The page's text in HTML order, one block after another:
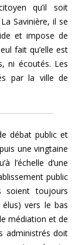
qu’il soit
Savinière, il se
et impose de
fait qu’elle est
ni écoutés. Les
par la ville de
débat public et
une vingtaine
l’échelle d’une
public
soient toujours
vers le bas
médiation et de
administrés doit